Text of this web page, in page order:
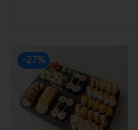
-27%